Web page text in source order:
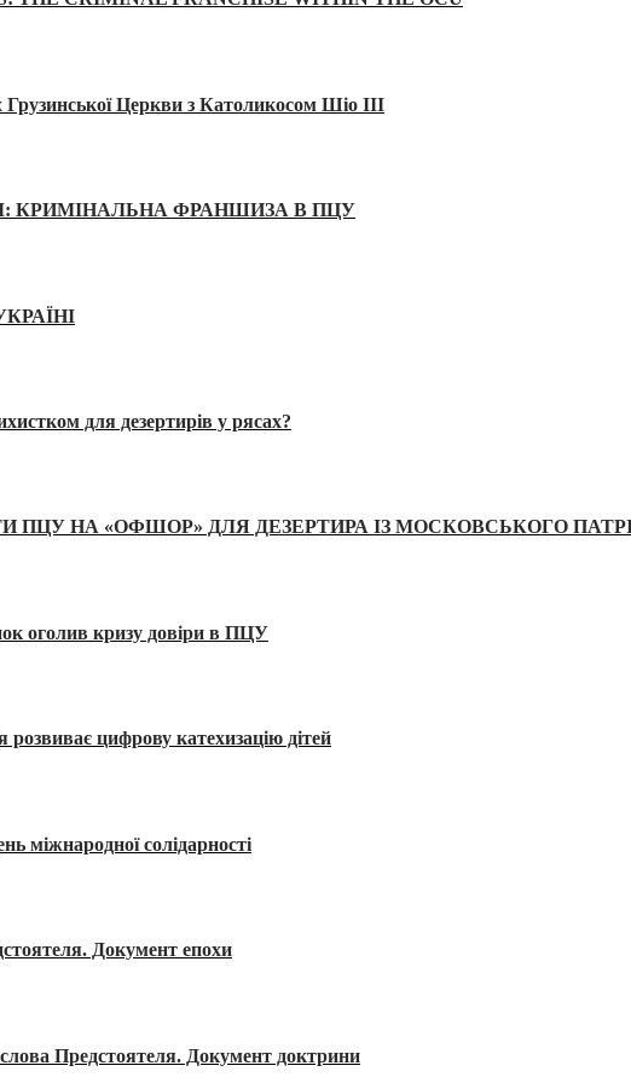
Грузинської Церкви з Католикосом Шіо III
КРИМІНАЛЬНА ФРАНШИЗА В ПЦУ
для дезертирів у рясах?
ПЦУ НА «ОФШОР» ДЛЯ ДЕЗЕРТИРА ІЗ МОСКОВСЬКОГО
оголив кризу довіри в ПЦУ
цифрову катехизацію дітей
міжнародної солідарності
Документ епохи
Предстоятеля. Документ доктрини